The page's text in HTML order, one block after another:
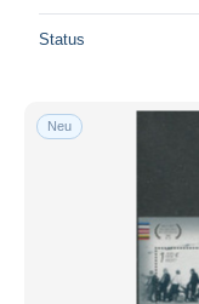
Wohnsitz des
Status
Neu